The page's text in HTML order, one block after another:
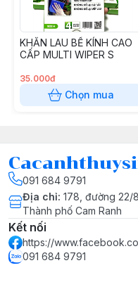
KHĂN LAU BỂ KÍNH CAO
CẤP MULTI WIPER S
35.000đ
Chọn mua
091 684 9791
Địa chỉ: 178, đường 22/
Thành phố Cam Ranh
Kết nối
https://
091 684 9791